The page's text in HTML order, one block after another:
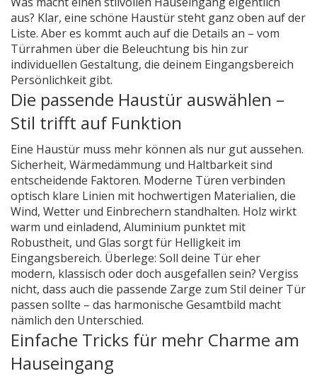
aus? Klar, eine schöne Haustür steht ganz oben auf der
Liste. Aber es kommt auch auf die Details an – vom
Türrahmen über die Beleuchtung bis hin zur
individuellen Gestaltung, die deinem Eingangsbereich
Persönlichkeit gibt.
Die passende Haustür auswählen –
Stil trifft auf Funktion
Eine Haustür muss mehr können als nur gut aussehen.
Sicherheit, Wärmedämmung und Haltbarkeit sind
entscheidende Faktoren. Moderne Türen verbinden
optisch klare Linien mit hochwertigen Materialien, die
Wind, Wetter und Einbrechern standhalten. Holz wirkt
warm und einladend, Aluminium punktet mit
Robustheit, und Glas sorgt für Helligkeit im
Eingangsbereich. Überlege: Soll deine Tür eher
modern, klassisch oder doch ausgefallen sein? Vergiss
nicht, dass auch die passende Zarge zum Stil deiner Tür
passen sollte – das harmonische Gesamtbild macht
nämlich den Unterschied.
Einfache Tricks für mehr Charme am
Hauseingang